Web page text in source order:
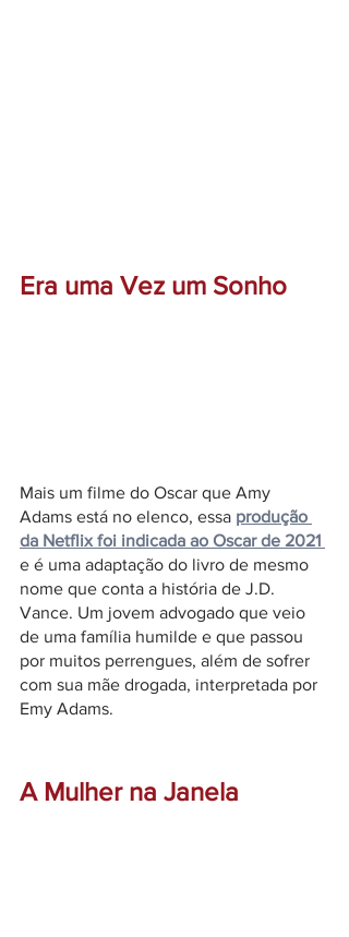
Era uma Vez um Sonho
Mais um filme do Oscar que Amy
Adams está no elenco, essa produção
da Netflix foi indicada ao Oscar de 2021
e é uma adaptação do livro de mesmo
nome que conta a história de J.D.
Vance. Um jovem advogado que veio
de uma família humilde e que passou
por muitos perrengues, além de sofrer
com sua mãe drogada, interpretada por
Emy Adams.
A Mulher na Janela